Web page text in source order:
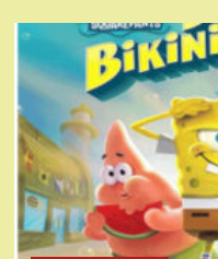
Игровая
приставка
Hamy
5
(505-
в-1)
HDMI
GTA